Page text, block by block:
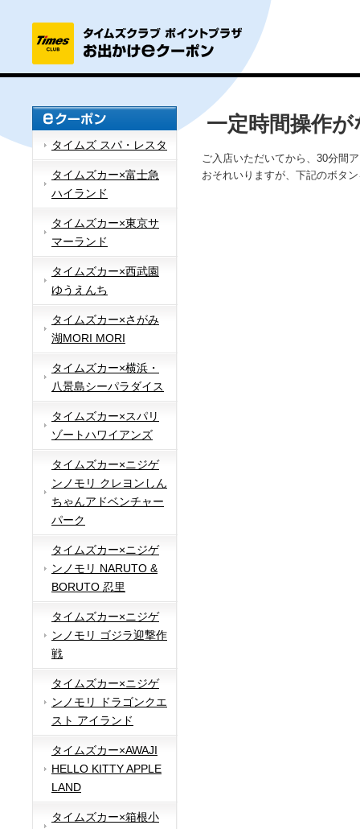
タイムズ スパ・レスタ
タイムズカー×富士急
ハイランド
タイムズカー×東京サ
マーランド
タイムズカー×西武園
ゆうえんち
タイムズカー×さがみ
湖MORI MORI
タイムズカー×横浜・
八景島シーパラダイス
タイムズカー×スパリ
ゾートハワイアンズ
タイムズカー×ニジゲ
ンノモリ クレヨンしん
ちゃんアドベンチャー
パーク
タイムズカー×ニジゲ
ンノモリ NARUTO &
BORUTO 忍里
タイムズカー×ニジゲ
ンノモリ ゴジラ迎撃作
戦
タイムズカー×ニジゲ
ンノモリ ドラゴンクエ
スト アイランド
タイムズカー×AWAJI
HELLO KITTY APPLE
LAND
タイムズカー×箱根小
一定時間操作
ご入店いただいてから、30分間
おそれいりますが、下記のボタ